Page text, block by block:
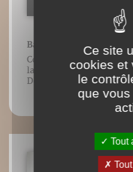
Balancement des bras
Contenu vidéo lié à
la foulée, Frédéric
DésIris.
Ce site
cookies et
le
que
Tout